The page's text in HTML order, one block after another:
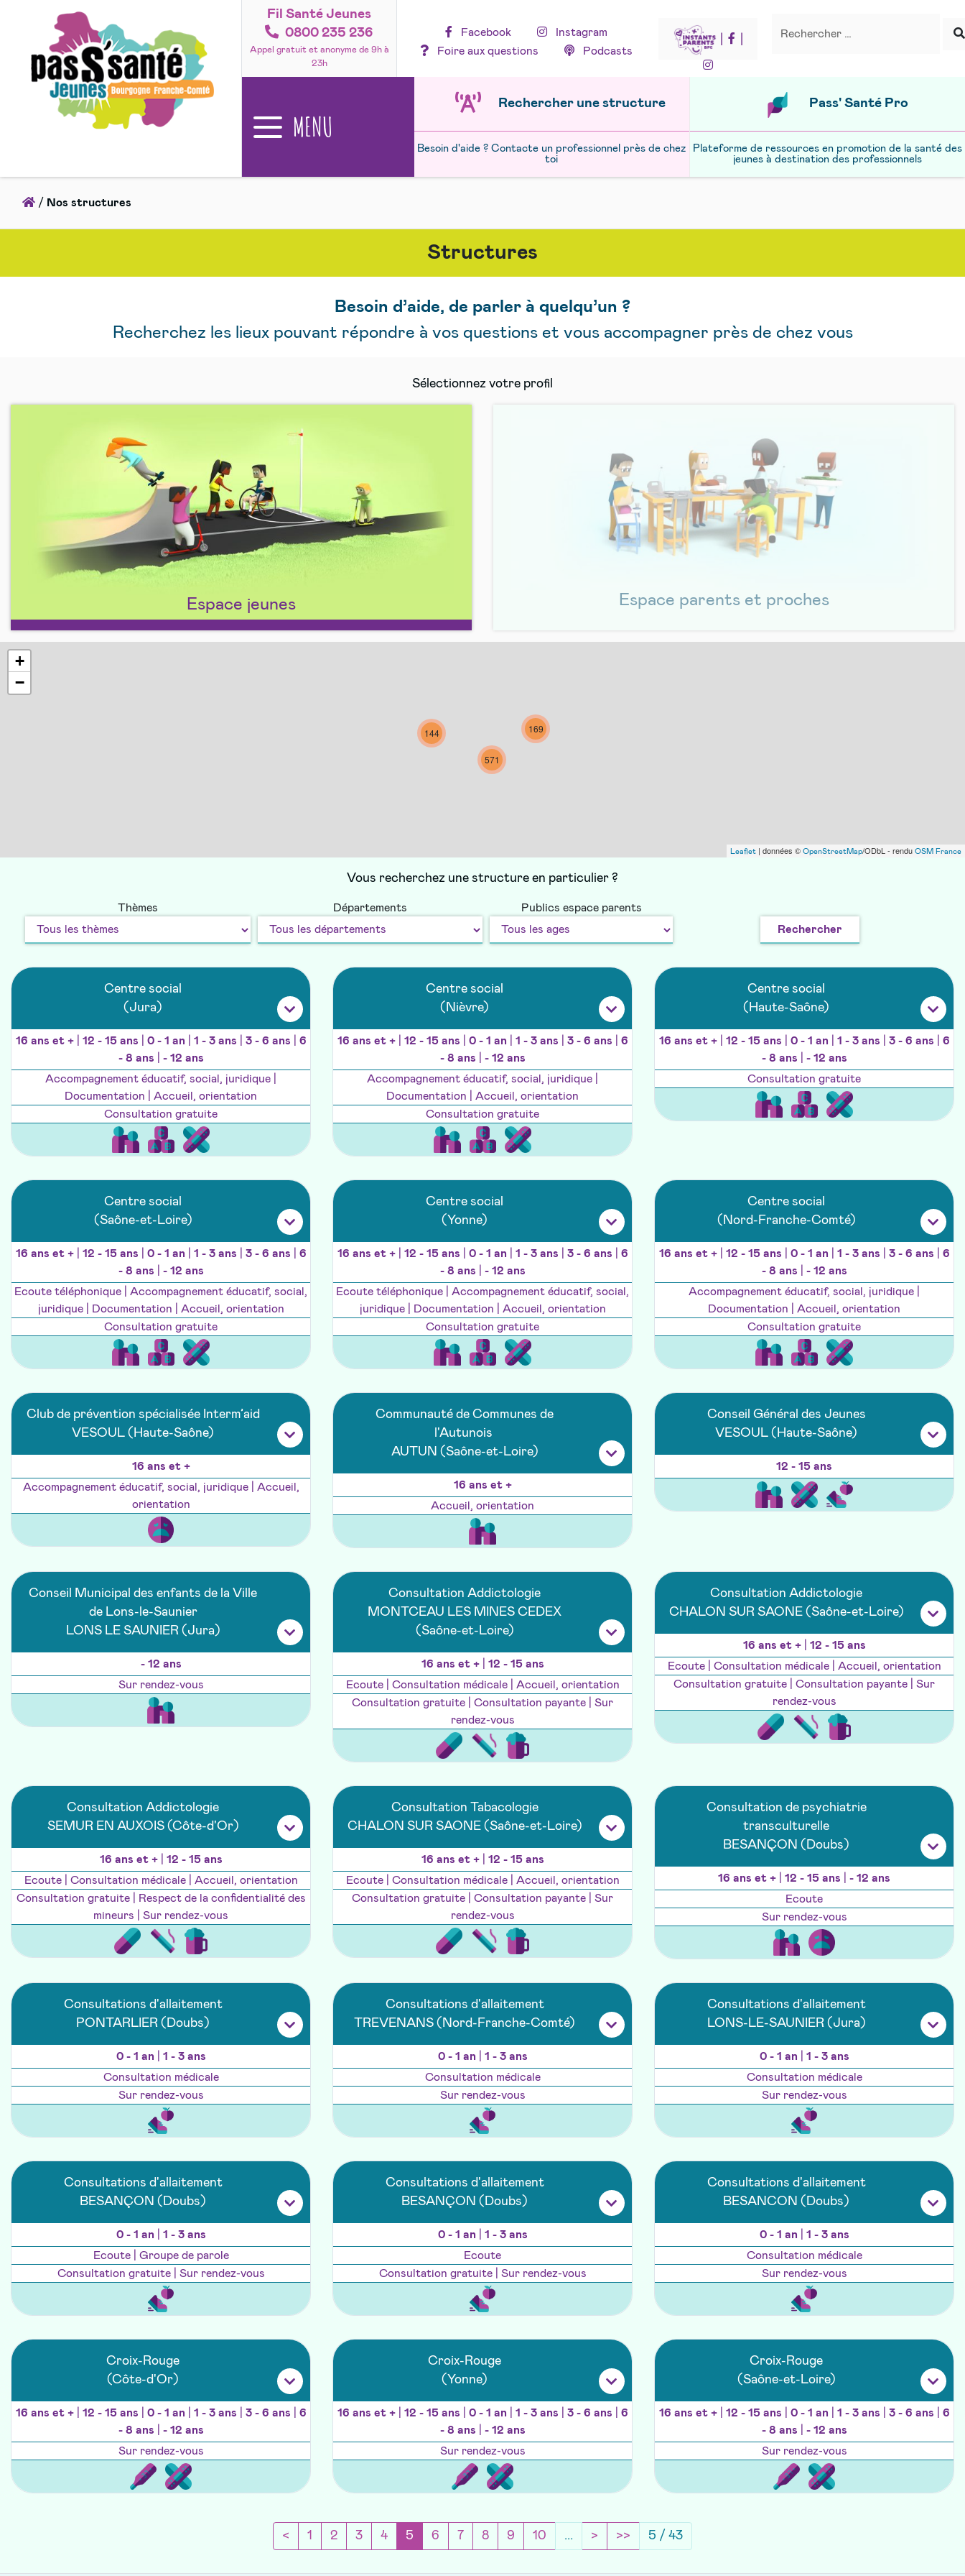
Fil Santé Jeunes
0800 235 236
Appel gratuit et anonyme de 9h à
23h
Facebook
Instagram
Foire aux questions
Podcasts
Rechercher
MENU
Rechercher une structure
Besoin d'aide ? Contacte un professionnel près de chez
toi
Pass' Santé Pro
Plateforme de ressources en promotion de la santé des
jeunes à destination des professionnels
Accueil
/ Nos structures
Structures
Besoin d’aide, de parler à quelqu’un ?
Recherchez les lieux pouvant répondre à vos questions et vous accompagner près de chez vous
Sélectionnez votre profil
Espace jeunes Espace parents et proches
169
144
571
+
−
Leaflet | données © OpenStreetMap/ODbL - rendu OSM France
Vous recherchez une structure en particulier ?
Thèmes Départements
Publics espace parents
Rechercher
Centre social
(Jura)
16 ans et + 12 - 15 ans 0 - 1 an 1 - 3 ans 3 - 6 ans
6
- 8 ans
- 12 ans
Accompagnement éducatif, social, juridique |
Documentation | Accueil, orientation
Consultation gratuite
Centre social
(Nièvre)
16 ans et + 12 - 15 ans 0 - 1 an 1 - 3 ans 3 - 6 ans
6
- 8 ans
- 12 ans
Accompagnement éducatif, social, juridique |
Documentation | Accueil, orientation
Consultation gratuite
Centre social
(Haute-Saône)
16 ans et + 12 - 15 ans 0 - 1 an 1 - 3 ans 3 - 6 ans
6
- 8 ans
- 12 ans
Consultation gratuite
Centre social
(Saône-et-Loire)
16 ans et + 12 - 15 ans 0 - 1 an 1 - 3 ans 3 - 6 ans
6
- 8 ans
- 12 ans
Ecoute téléphonique | Accompagnement éducatif, social,
juridique | Documentation | Accueil, orientation
Consultation gratuite
Centre social
(Yonne)
16 ans et + 12 - 15 ans 0 - 1 an 1 - 3 ans 3 - 6 ans
6
- 8 ans
- 12 ans
Ecoute téléphonique | Accompagnement éducatif, social,
juridique | Documentation | Accueil, orientation
Consultation gratuite
Centre social
(Nord-Franche-Comté)
16 ans et + 12 - 15 ans 0 - 1 an 1 - 3 ans 3 - 6 ans
6
- 8 ans
- 12 ans
Accompagnement éducatif, social, juridique |
Documentation | Accueil, orientation
Consultation gratuite
Club de prévention spécialisée Interm’aid
VESOUL (Haute-Saône)
16 ans et +
Accompagnement éducatif, social, juridique | Accueil,
orientation
Communauté de Communes de
l'Autunois
AUTUN (Saône-et-Loire)
16 ans et +
Accueil, orientation
Conseil Général des Jeunes
VESOUL (Haute-Saône)
12 - 15 ans
Conseil Municipal des enfants de la Ville
de Lons-le-Saunier
LONS LE SAUNIER (Jura)
- 12 ans
Sur rendez-vous
Consultation Addictologie
MONTCEAU LES MINES CEDEX
(Saône-et-Loire)
16 ans et +
12 - 15 ans
Ecoute | Consultation médicale | Accueil, orientation
Consultation gratuite | Consultation payante | Sur
rendez-vous
Consultation Addictologie
CHALON SUR SAONE (Saône-et-Loire)
16 ans et +
12 - 15 ans
Ecoute | Consultation médicale | Accueil, orientation
Consultation gratuite | Consultation payante | Sur
rendez-vous
Consultation Addictologie
SEMUR EN AUXOIS (Côte-d'Or)
16 ans et +
12 - 15 ans
Ecoute | Consultation médicale | Accueil, orientation
Consultation gratuite | Respect de la confidentialité des
mineurs | Sur rendez-vous
Consultation Tabacologie
CHALON SUR SAONE (Saône-et-Loire)
16 ans et +
12 - 15 ans
Ecoute | Consultation médicale | Accueil, orientation
Consultation gratuite | Consultation payante | Sur
rendez-vous
Consultation de psychiatrie
transculturelle
BESANÇON (Doubs)
16 ans et + 12 - 15 ans
- 12 ans
Ecoute
Sur rendez-vous
Consultations d'allaitement
PONTARLIER (Doubs)
0 - 1 an
1 - 3 ans
Consultation médicale
Sur rendez-vous
Consultations d'allaitement
TREVENANS (Nord-Franche-Comté)
0 - 1 an
1 - 3 ans
Consultation médicale
Sur rendez-vous
Consultations d'allaitement
LONS-LE-SAUNIER (Jura)
0 - 1 an
1 - 3 ans
Consultation médicale
Sur rendez-vous
Consultations d'allaitement
BESANÇON (Doubs)
0 - 1 an
1 - 3 ans
Ecoute | Groupe de parole
Consultation gratuite | Sur rendez-vous
Consultations d'allaitement
BESANÇON (Doubs)
0 - 1 an
1 - 3 ans
Ecoute
Consultation gratuite | Sur rendez-vous
Consultations d'allaitement
BESANCON (Doubs)
0 - 1 an
1 - 3 ans
Consultation médicale
Sur rendez-vous
Croix-Rouge
(Côte-d'Or)
16 ans et + 12 - 15 ans 0 - 1 an 1 - 3 ans 3 - 6 ans
6
- 8 ans
- 12 ans
Sur rendez-vous
Croix-Rouge
(Yonne)
16 ans et + 12 - 15 ans 0 - 1 an 1 - 3 ans 3 - 6 ans
6
- 8 ans
- 12 ans
Sur rendez-vous
Croix-Rouge
(Saône-et-Loire)
16 ans et + 12 - 15 ans 0 - 1 an 1 - 3 ans 3 - 6 ans
6
- 8 ans
- 12 ans
Sur rendez-vous
< Page précédente
1 2 3 4 5 (current)
6 7 8 9 10 ... > Page suivante
>> Sauter de 10 pages
5 / 43